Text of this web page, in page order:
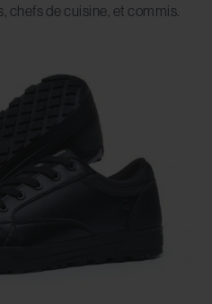
chefs de cuisine, et commis.